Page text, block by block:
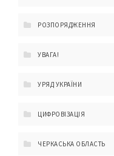
РОЗПОРЯДЖЕННЯ
УВАГА!
УРЯД УКРАЇНИ
ЦИФРОВІЗАЦІЯ
ЧЕРКАСЬКА ОБЛАСТЬ